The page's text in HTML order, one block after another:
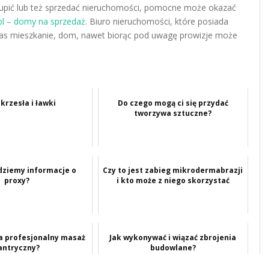
lub też sprzedać nieruchomości, pomocne może okazać
– domy na sprzedaż. Biuro nieruchomości, które posiada
mieszkanie, dom, nawet biorąc pod uwagę prowizje może
krzesła i ławki
Do czego mogą ci się przydać
tworzywa sztuczne?
informacje o
proxy?
Czy to jest zabieg mikrodermabrazji
i kto może z niego skorzystać
profesjonalny masaż
Jak wykonywać i wiązać zbrojenia
budowlane?